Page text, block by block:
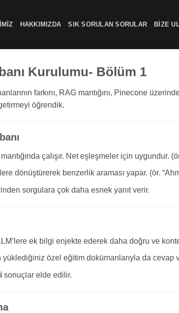
HAKKIMIZDA SIK SORULAN SORULAR BIZE
Kurulumu- Bölüm 1
farkını, RAG mantığını, Pinecone
öğrendik.
çalışır. Net eşleşmeler için uygundur.
dönüştürerek benzerlik araması yapar. (ör.
sorgulara çok daha esnek yanıt verir.
ek bilgi enjekte ederek daha doğru ve
özel eğitim dokümanlarıyla da cevap
sonuçlar elde edilir.